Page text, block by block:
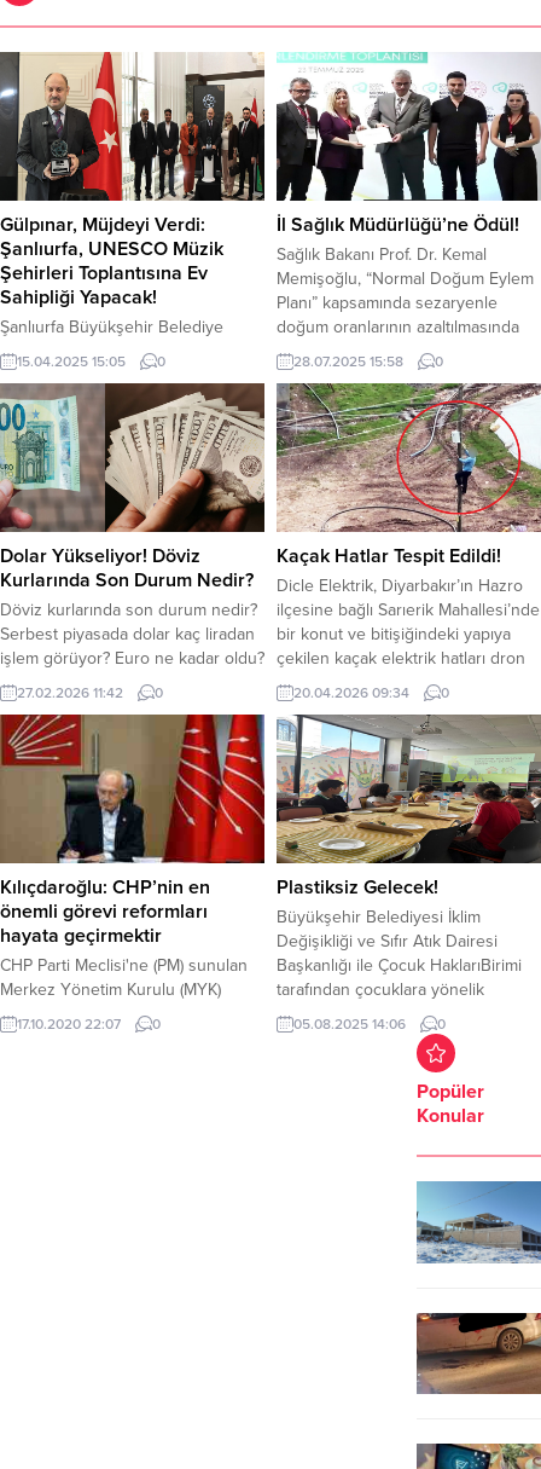
Gülpınar, Müjdeyi Verdi:
Şanlıurfa, UNESCO Müzik
Şehirleri Toplantısına Ev
Sahipliği Yapacak!
Şanlıurfa Büyükşehir Belediye
Başkanı Mehmet Kasım Gülpınar,
UNESCO Müzik Şehri Şanlıurfa’nın,
2026 yılında gerçekleştirilecek
UNESCO Müzik Şehirleri
toplantısına ev sahipliği yapmaya
hak kazandığının müjdesini verdi.
Bu kararın, sadece Şanlıurfa için
değil, tüm Türkiye için büyük bir
onur ve kültürel bir diplomasi zaferi
olduğunu belirten Başkan Gülpınar,
“UNESCO’nun bu ölçekte ve...
15.04.2025 15:05 0
İl Sağlık Müdürlüğü’ne Ödül!
Sağlık Bakanı Prof. Dr. Kemal
Memişoğlu, “Normal Doğum Eylem
Planı” kapsamında sezaryenle
doğum oranlarının azaltılmasında
gösterdiği başarılı çalışmalardan
dolayı Şanlıurfa İl Sağlık
Müdürlüğü’nü teşekkür belgesi ile
ödüllendirdi. Ankara’da düzenlenen
“Normal Doğum Eylem Planı
Değerlendirme Toplantısı’nda,
sezaryen oranlarını en fazla
düşüren 19 ilin sağlık müdürlükleri
ödül aldı. Toplantıda konuşan
Bakan Memişoğlu,...
28.07.2025 15:58 0
Dolar Yükseliyor! Döviz
Kurlarında Son Durum Nedir?
Döviz kurlarında son durum nedir?
Serbest piyasada dolar kaç liradan
işlem görüyor? Euro ne kadar oldu?
Serbest piyasada dolar güne
yükselişle başladı. Güne yükselişle
başlayan dolar, saat 11.38 itibariyle
43.95 seviyelerinde işlem görüyor.
Euro’da ise hareketlilik devam
ediyor. Güne hafif yukarı yönlü
başlayan euro, saat 11.38 itibariyle
51.97 civarında işlem...
27.02.2026 11:42 0
Kaçak Hatlar Tespit Edildi!
Dicle Elektrik, Diyarbakır’ın Hazro
ilçesine bağlı Sarıerik Mahallesi’nde
bir konut ve bitişiğindeki yapıya
çekilen kaçak elektrik hatları dron
ile tespit etti. Kaçak elektrik
denetiminde kullanılan dronu
gören bir şahıs elektrik direğine
tırmanarak bağlantıları iptal etti. Bu
anlar dron tarafından saniye saniye
görüntülendi. Güneydoğu Anadolu
Bölgesi’nde yer alan altı ilde
kayıpsız,...
20.04.2026 09:34 0
Kılıçdaroğlu: CHP’nin en
önemli görevi reformları
hayata geçirmektir
CHP Parti Meclisi'ne (PM) sunulan
Merkez Yönetim Kurulu (MYK)
raporunda, Genel Başkan Kemal
Kılıçdaroğlu'nun "Sorunlar çok ama
17.10.2020 22:07 0
Plastiksiz Gelecek!
Büyükşehir Belediyesi İklim
Değişikliği ve Sıfır Atık Dairesi
Başkanlığı ile Çocuk HaklarıBirimi
tarafından çocuklara yönelik
farkındalık eğitimi düzenlendi. Bu
yılki etkinliklerde, “Tek Kullanımlık
Plastik: Vazgeçilmez mi?” başlığı
altında iklim farkındalığı
sunumlarıyapıldı. Dört oturum
60 çocuğun katıldığı programda,
tek kullanımlık plastiklerin çevre ve
insan sağlığına olan zararları...
05.08.2025 14:06 0
Popüler
Konular